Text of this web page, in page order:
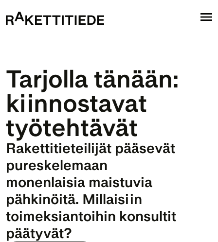
Tarjolla tänään:
kiinnostavat
työtehtävät
Rakettitieteilijät pääsevät
pureskelemaan
monenlaisia maistuvia
pähkinöitä. Millaisiin
toimeksiantoihin konsultit
päätyvät?